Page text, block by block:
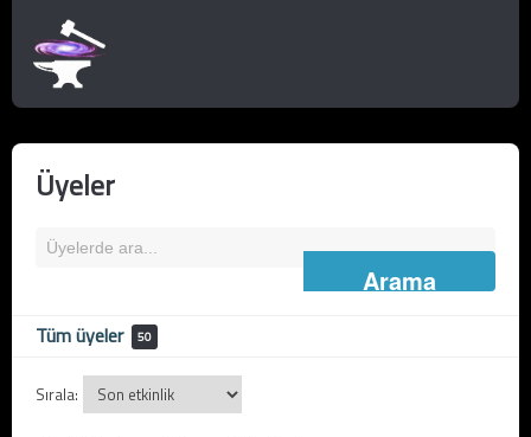
Üyeler
Üyelerde
ara...
Tüm üyeler 50
Sırala: